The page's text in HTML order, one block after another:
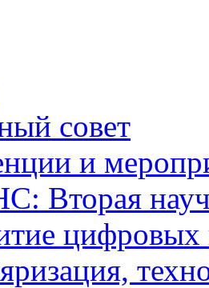
совет
и
Вторая
цифровых